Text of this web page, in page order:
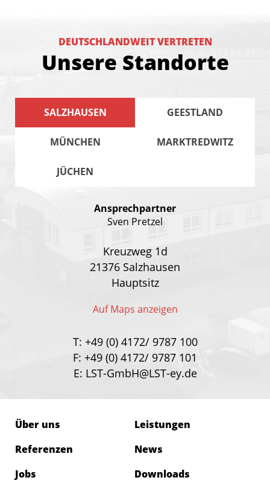
DEUTSCHLANDWEIT VERTRETEN
Unsere Standorte
SALZHAUSEN GEESTLAND
MÜNCHEN MARKTREDWITZ
JÜCHEN
Ansprechpartner
Sven Pretzel
Kreuzweg 1d
21376 Salzhausen
Hauptsitz
Auf Maps anzeigen
T: +49 (0) 4172/ 9787 100
F: +49 (0) 4172/ 9787 101
E: LST-GmbH@LST-ey.de
Blohm@LST-ey.de
Muenchen@LST-ey.de
Muenchen@LST-ey.de
LST-GmbH@LST-ey.de
Über uns
Leistungen
Referenzen
News
Jobs
Downloads